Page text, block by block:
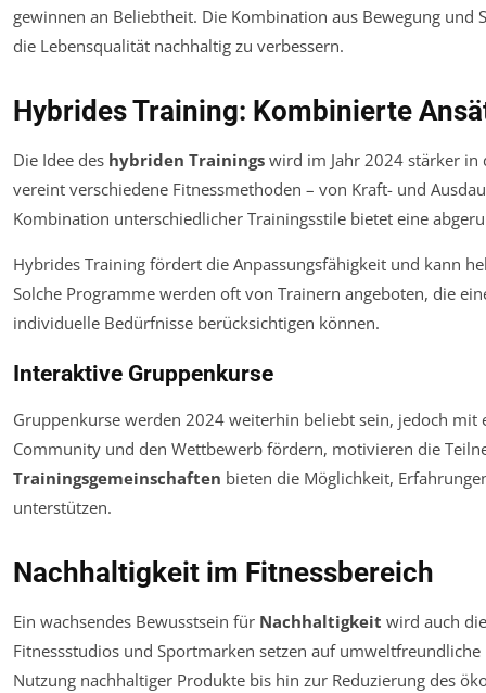
gewinnen an Beliebtheit. Die Kombination aus Bewegung und
die Lebensqualität nachhaltig zu verbessern.
Hybrides Training: Kombinierte
Die Idee des hybriden Trainings wird im Jahr 2024 stärker in
vereint verschiedene Fitnessmethoden – von Kraft- und
Kombination unterschiedlicher Trainingsstile bietet eine
Hybrides Training fördert die Anpassungsfähigkeit und kann
Solche Programme werden oft von Trainern angeboten, die
individuelle Bedürfnisse berücksichtigen können.
Interaktive Gruppenkurse
Gruppenkurse werden 2024 weiterhin beliebt sein, jedoch mit
Community und den Wettbewerb fördern, motivieren die
Trainingsgemeinschaften bieten die Möglichkeit,
unterstützen.
Nachhaltigkeit im Fitnessbereich
Ein wachsendes Bewusstsein für Nachhaltigkeit wird auch
Fitnessstudios und Sportmarken setzen auf
Nutzung nachhaltiger Produkte bis hin zur Reduzierung des